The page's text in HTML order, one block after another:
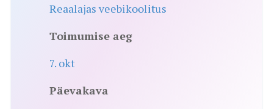
Reaalajas veebikoolitus
Toimumise aeg
7. okt
Päevakava